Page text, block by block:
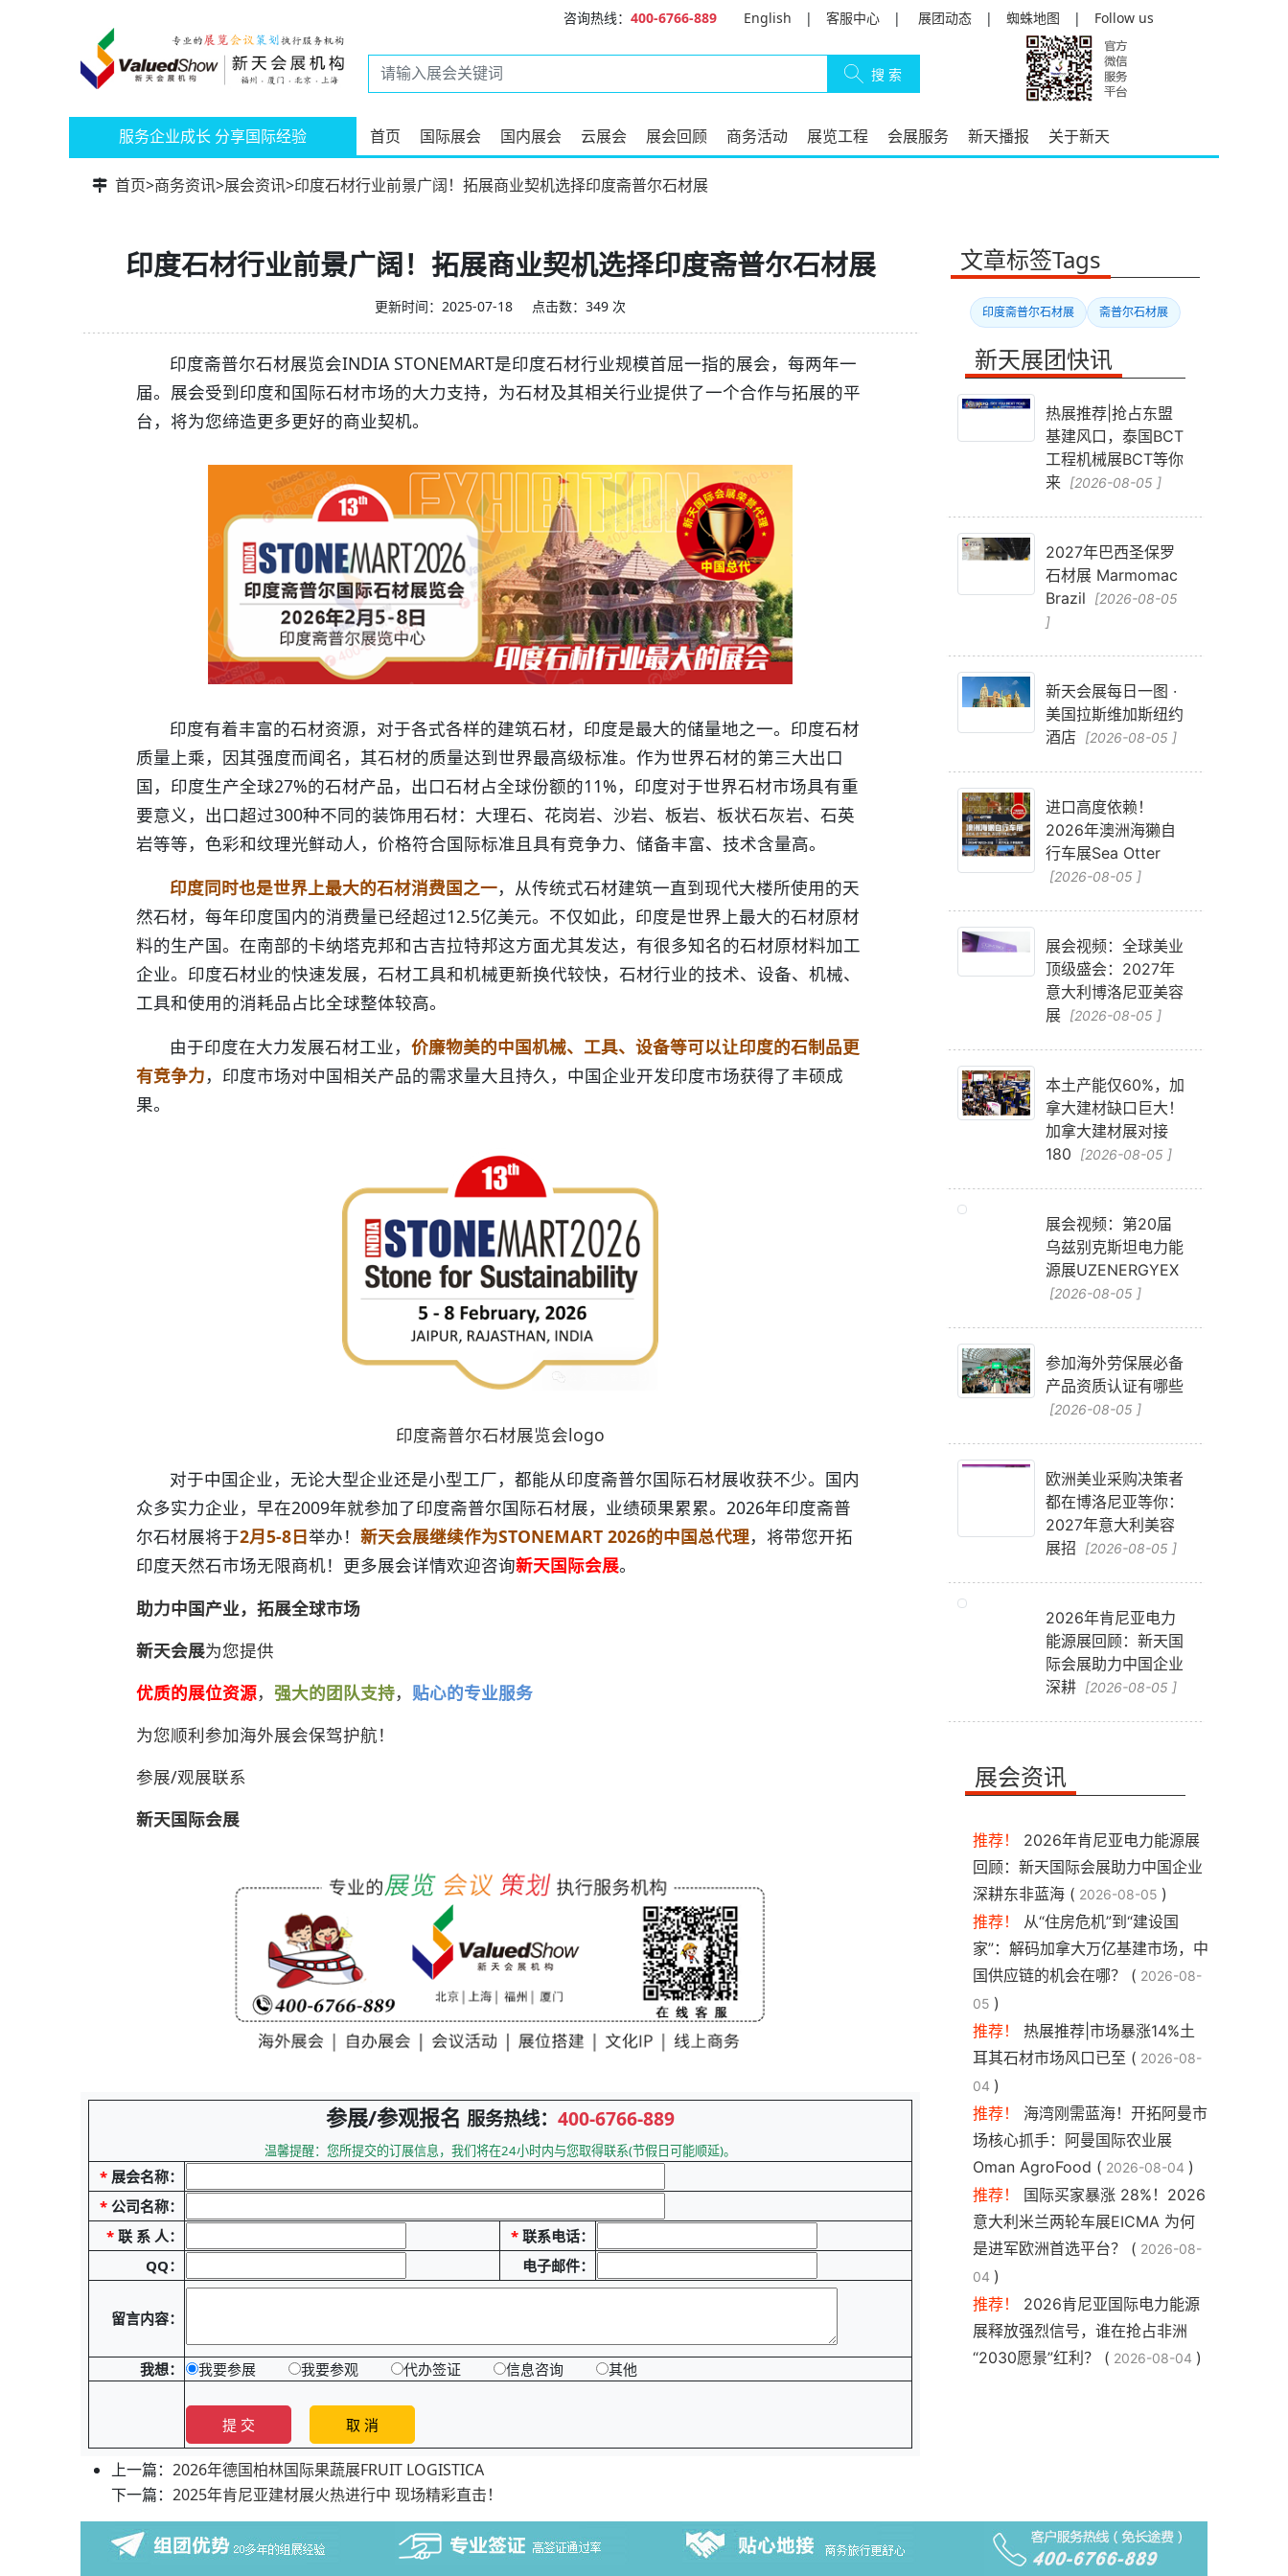
咨询热线： 400-6766-889 English | 客服中心 | 展团动态 | 蜘蛛地图 | Follow us
服务企业成长 分享国际经验 首页 国际展会 国内展会 云展会 展会回顾 商务活动 展览工程 会展服务 新天播报 关于新天
首页>商务资讯>展会资讯>印度石材行业前景广阔！拓展商业契机选择印度斋普尔石材展
印度石材行业前景广阔！拓展商业契机选择印度斋普尔石材展
更新时间：2025-07-18 点击数：349 次
印度斋普尔石材展览会INDIA STONEMART是印度石材行业规模首屈一指的展会，每两年一
届。展会受到印度和国际石材市场的大力支持，为石材及其相关行业提供了一个合作与拓展的平
台，将为您缔造更多更好的商业契机。
印度有着丰富的石材资源，对于各式各样的建筑石材，印度是最大的储量地之一。印度石材
质量上乘，因其强度而闻名，其石材的质量达到世界最高级标准。作为世界石材的第三大出口
国，印度生产全球27%的石材产品，出口石材占全球份额的11%，印度对于世界石材市场具有重
要意义，出口超过300种不同的装饰用石材：大理石、花岗岩、沙岩、板岩、板状石灰岩、石英
岩等等，色彩和纹理光鲜动人，价格符合国际标准且具有竞争力、储备丰富、技术含量高。
印度同时也是世界上最大的石材消费国之一，从传统式石材建筑一直到现代大楼所使用的天
然石材，每年印度国内的消费量已经超过12.5亿美元。不仅如此，印度是世界上最大的石材原材
料的生产国。在南部的卡纳塔克邦和古吉拉特邦这方面尤其发达，有很多知名的石材原材料加工
企业。印度石材业的快速发展，石材工具和机械更新换代较快，石材行业的技术、设备、机械、
工具和使用的消耗品占比全球整体较高。
由于印度在大力发展石材工业，价廉物美的中国机械、工具、设备等可以让印度的石制品更
有竞争力，印度市场对中国相关产品的需求量大且持久，中国企业开发印度市场获得了丰硕成
果。
印度斋普尔石材展览会logo
对于中国企业，无论大型企业还是小型工厂，都能从印度斋普尔国际石材展收获不少。国内
众多实力企业，早在2009年就参加了印度斋普尔国际石材展，业绩硕果累累。2026年印度斋普
尔石材展将于2月5-8日举办！ 新天会展继续作为STONEMART 2026的中国总代理，将带您开拓
印度天然石市场无限商机！更多展会详情欢迎咨询新天国际会展。
助力中国产业，拓展全球市场
新天会展为您提供
优质的展位资源， 强大的团队支持， 贴心的专业服务
为您顺利参加海外展会保驾护航！
参展/观展联系
新天国际会展
参展/参观报名 服务热线： 400-6766-889
温馨提醒：您所提交的订展信息，我们将在24小时内与您取得联系(节假日可能顺延)。
* 展会名称：
* 公司名称：
* 联 系 人： * 联系电话：
QQ：
电子邮件：
留言内容：
我想： 我要参展 我要参观 代办签证 信息咨询 其他
上一篇： 2026年德国柏林国际果蔬展FRUIT LOGISTICA
下一篇： 2025年肯尼亚建材展火热进行中 现场精彩直击！
文章标签Tags
印度斋普尔石材展 斋普尔石材展
新天展团快讯
热展推荐|抢占东盟
基建风口，泰国BCT
工程机械展BCT等你
来 [2026-08-05 ]
2027年巴西圣保罗
石材展 Marmomac
Brazil
[2026-08-05
]
新天会展每日一图 ·
美国拉斯维加斯纽约
酒店
[2026-08-05 ]
进口高度依赖！
2026年澳洲海獭自
行车展Sea Otter
[2026-08-05 ]
展会视频：全球美业
顶级盛会：2027年
意大利博洛尼亚美容
展 [2026-08-05 ]
本土产能仅60%，加
拿大建材缺口巨大！
加拿大建材展对接
180
[2026-08-05 ]
展会视频：第20届
乌兹别克斯坦电力能
源展UZENERGYEX
[2026-08-05 ]
参加海外劳保展必备
产品资质认证有哪些
[2026-08-05 ]
欧洲美业采购决策者
都在博洛尼亚等你：
2027年意大利美容
展招
[2026-08-05 ]
2026年肯尼亚电力
能源展回顾：新天国
际会展助力中国企业
深耕 [2026-08-05 ]
展会资讯
推荐！
2026年肯尼亚电力能源展
回顾：新天国际会展助力中国企业
深耕东非蓝海 ( 2026-08-05 )
推荐！
从“住房危机”到“建设国
家”：解码加拿大万亿基建市场，中
国供应链的机会在哪？ ( 2026-08-
05 )
推荐！
热展推荐|市场暴涨14%土
耳其石材市场风口已至 ( 2026-08-
04 )
推荐！
海湾刚需蓝海！开拓阿曼市
场核心抓手：阿曼国际农业展
Oman AgroFood ( 2026-08-04 )
推荐！
国际买家暴涨 28%！2026
意大利米兰两轮车展EICMA 为何
是进军欧洲首选平台？ ( 2026-08-
04 )
推荐！
2026肯尼亚国际电力能源
展释放强烈信号，谁在抢占非洲
“2030愿景”红利？ ( 2026-08-04 )